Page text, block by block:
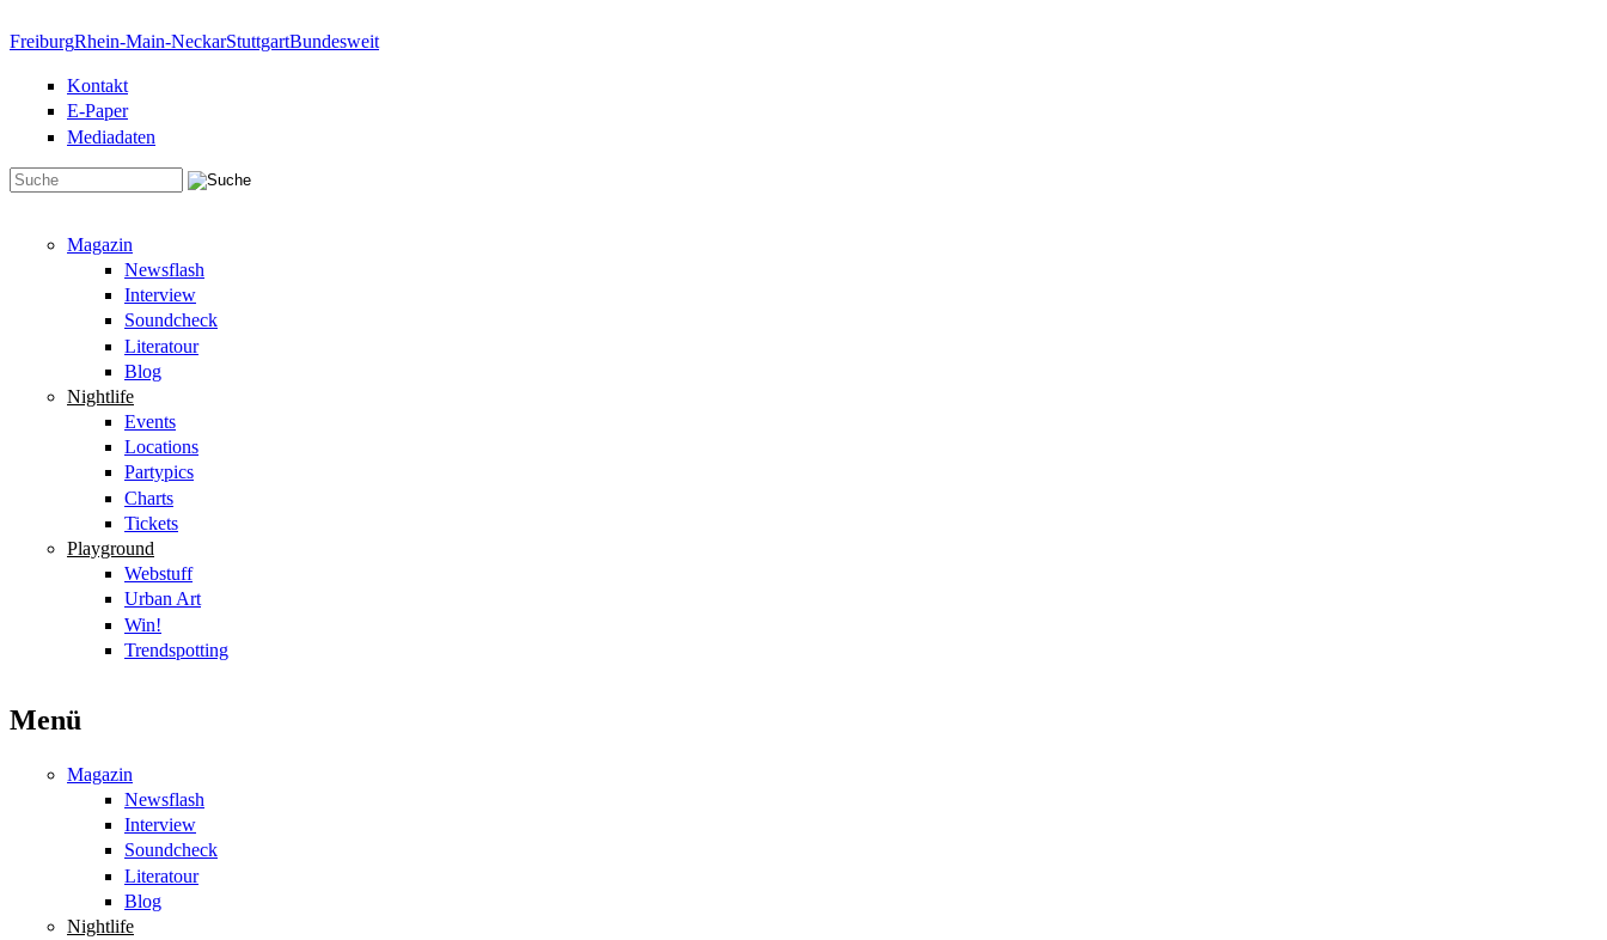
FreiburgRhein-Main-NeckarStuttgartBundesweit
Kontakt
E-Paper
Mediadaten
Magazin
Newsflash
Interview
Soundcheck
Literatour
Blog
Nightlife
Events
Locations
Partypics
Charts
Tickets
Playground
Webstuff
Urban Art
Win!
Trendspotting
Menü
Magazin
Newsflash
Interview
Soundcheck
Literatour
Blog
Nightlife